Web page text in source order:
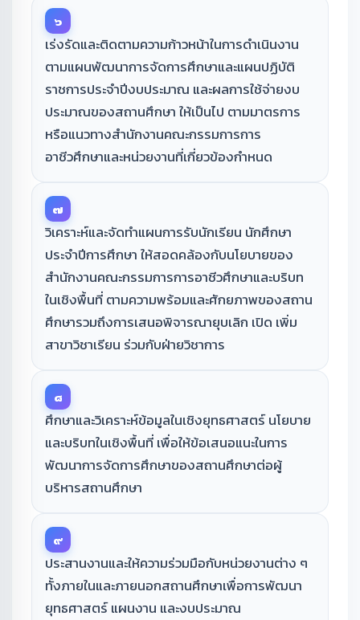
๖
เร่งรัดและติดตามความก้าวหน้าในการดำเนินงาน
ตามแผนพัฒนาการจัดการศึกษาและแผนปฏิบัติ
ราชการประจำปีงบประมาณ และผลการใช้จ่ายงบ
ประมาณของสถานศึกษา ให้เป็นไป ตามมาตรการ
หรือแนวทางสำนักงานคณะกรรมการการ
อาชีวศึกษาและหน่วยงานที่เกี่ยวข้องกำหนด
๗
วิเคราะห์และจัดทำแผนการรับนักเรียน นักศึกษา
ประจำปีการศึกษา ให้สอดคล้องกับนโยบายของ
สำนักงานคณะกรรมการการอาชีวศึกษาและบริบท
ในเชิงพื้นที่ ตามความพร้อมและศักยภาพของสถาน
ศึกษารวมถึงการเสนอพิจารณายุบเลิก เปิด เพิ่ม
สาขาวิชาเรียน ร่วมกับฝ่ายวิชาการ
๘
ศึกษาและวิเคราะห์ข้อมูลในเชิงยุทธศาสตร์ นโยบาย
และบริบทในเชิงพื้นที่ เพื่อให้ข้อเสนอแนะในการ
พัฒนาการจัดการศึกษาของสถานศึกษาต่อผู้
บริหารสถานศึกษา
๙
ประสานงานและให้ความร่วมมือกับหน่วยงานต่าง ๆ
ทั้งภายในและภายนอกสถานศึกษาเพื่อการพัฒนา
ยุทธศาสตร์ แผนงาน และงบประมาณ